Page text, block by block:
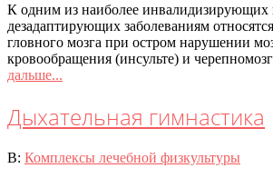
08
К одним из наиболее инвалидизирующих
дезадаптирующих заболеваниям
гловного мозга при остром нарушении
кровообращения (инсульте) и
дальше...
Дыхательная гимнастика
2020-
В: Комплексы лечебной физкультуры